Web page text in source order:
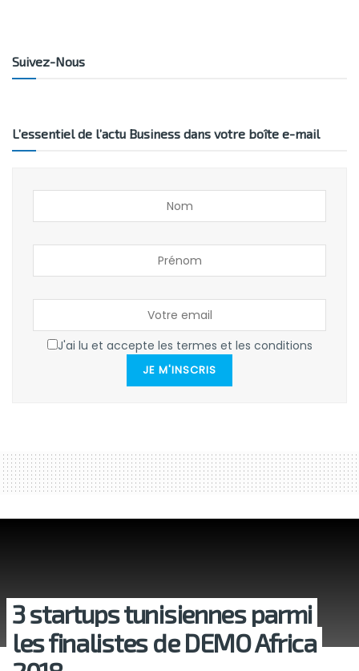
Suivez-Nous
L’essentiel de l’actu Business dans votre boîte e-mail
J'ai lu et accepte les termes et les conditions
JE M'INSCRIS
3 startups tunisiennes parmi
les finalistes de DEMO Africa